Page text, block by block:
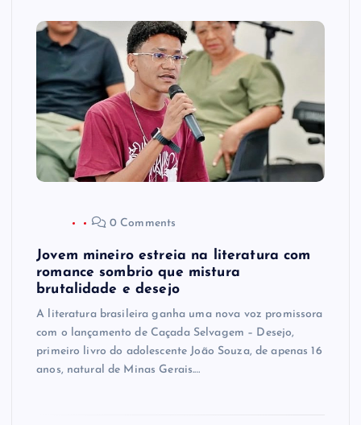
0 Comments
Jovem mineiro estreia na literatura com
romance sombrio que mistura
brutalidade e desejo
A literatura brasileira ganha uma nova voz promissora
com o lançamento de Caçada Selvagem – Desejo,
primeiro livro do adolescente João Souza, de apenas 16
anos, natural de Minas Gerais.…